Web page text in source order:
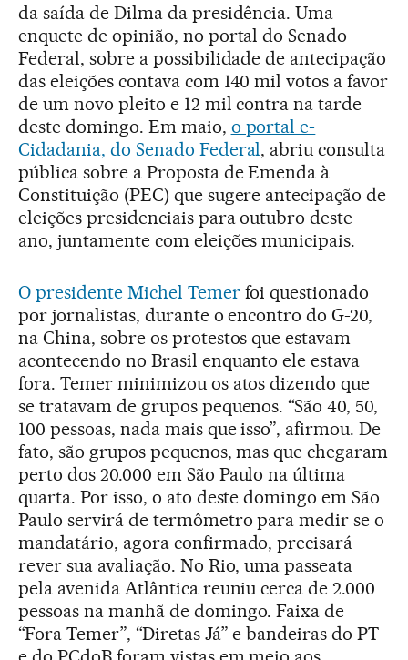
da saída de Dilma da presidência. Uma
enquete de opinião, no portal do Senado
Federal, sobre a possibilidade de antecipação
das eleições contava com 140 mil votos a favor
de um novo pleito e 12 mil contra na tarde
deste domingo. Em maio, o portal e-
Cidadania, do Senado Federal, abriu consulta
pública sobre a Proposta de Emenda à
Constituição (PEC) que sugere antecipação de
eleições presidenciais para outubro deste
ano, juntamente com eleições municipais.
O presidente Michel Temer foi questionado
por jornalistas, durante o encontro do G-20,
na China, sobre os protestos que estavam
acontecendo no Brasil enquanto ele estava
fora. Temer minimizou os atos dizendo que
se tratavam de grupos pequenos. “São 40, 50,
100 pessoas, nada mais que isso”, afirmou. De
fato, são grupos pequenos, mas que chegaram
perto dos 20.000 em São Paulo na última
quarta. Por isso, o ato deste domingo em São
Paulo servirá de termômetro para medir se o
mandatário, agora confirmado, precisará
rever sua avaliação. No Rio, uma passeata
pela avenida Atlântica reuniu cerca de 2.000
pessoas na manhã de domingo. Faixa de
“Fora Temer”, “Diretas Já” e bandeiras do PT